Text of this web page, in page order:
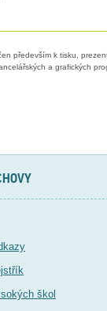
především k tisku,
a grafických
škol